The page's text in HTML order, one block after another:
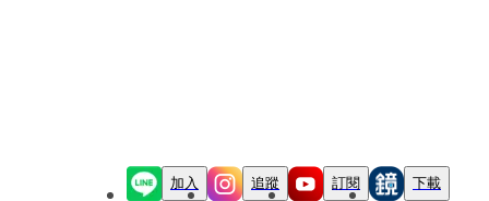
加入 追蹤 訂閱 下載